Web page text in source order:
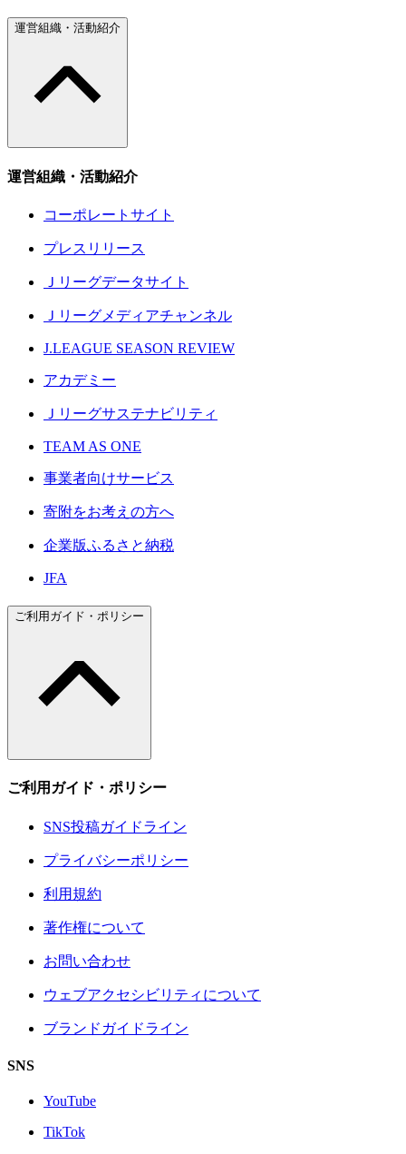
運営組織・活動紹介
運営組織・活動紹介
コーポレートサイト
プレスリリース
Ｊリーグデータサイト
Ｊリーグメディアチャンネル
J.LEAGUE SEASON REVIEW
アカデミー
Ｊリーグサステナビリティ
TEAM AS ONE
事業者向けサービス
寄附をお考えの方へ
企業版ふるさと納税
JFA
ご利用ガイド・ポリシー
ご利用ガイド・ポリシー
SNS投稿ガイドライン
プライバシーポリシー
利用規約
著作権について
お問い合わせ
ウェブアクセシビリティについて
ブランドガイドライン
SNS
YouTube
TikTok